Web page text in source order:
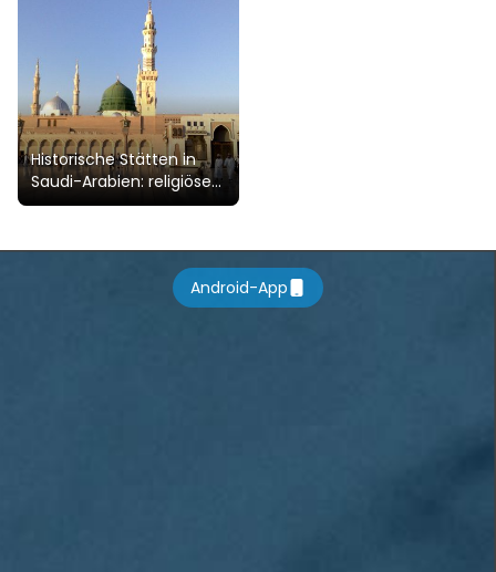
Historische Stätten in
Saudi-Arabien: religiöse
Denkmäler,
kulturelles Erbe
Android-App